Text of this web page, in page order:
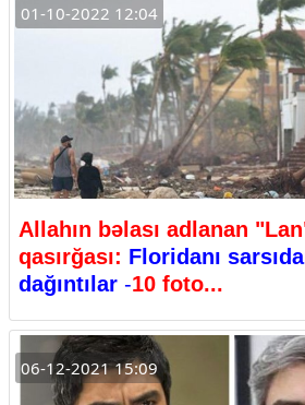
01-10-2022 12:04
Allahın bəlası adlanan
qasırğası: Floridanı
dağıntılar -10 foto...
06-12-2021 15:09